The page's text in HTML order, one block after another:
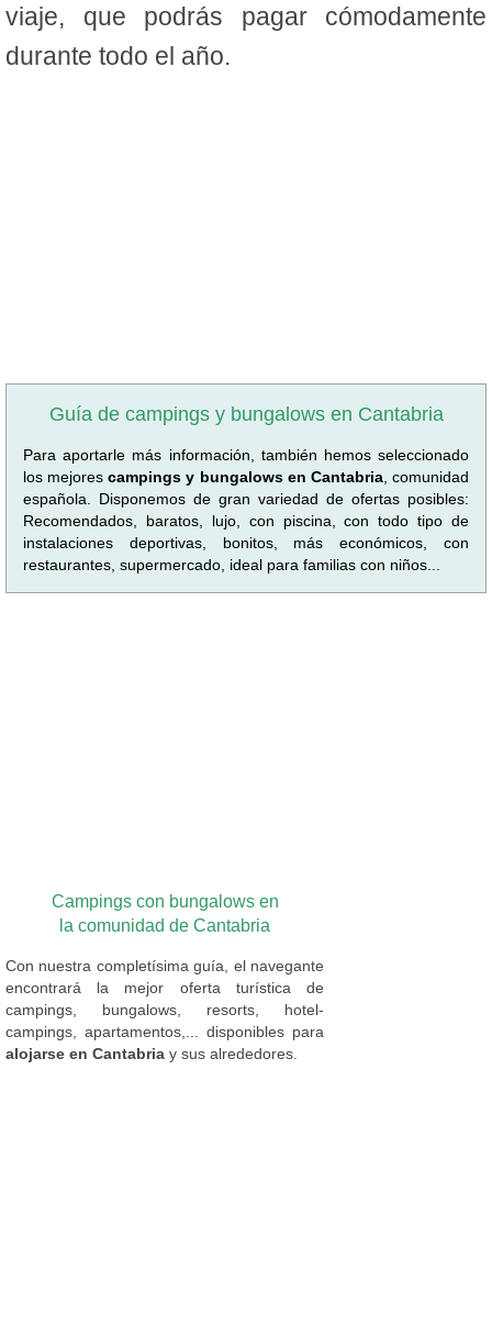
viaje, que podrás pagar cómodamente
durante todo el año.
Guía de campings y bungalows en Cantabria
Para aportarle más información, también hemos seleccionado
los mejorescampings y bungalows en Cantabria, comunidad
española. Disponemos de gran variedad de ofertas posibles:
Recomendados, baratos, lujo, con piscina, con todo tipo de
instalaciones deportivas, bonitos, más económicos, con
restaurantes, supermercado, ideal para familias con niños...
Campings con bungalows en
la comunidad de Cantabria
Con nuestra completísima guía, el navegante
encontrará la mejor oferta turística de
campings, bungalows, resorts, hotel-
campings, apartamentos,... disponibles para
alojarse en Cantabria y sus alrededores.